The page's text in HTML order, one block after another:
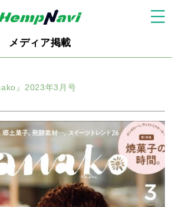
メディア掲載
』2023年3月号